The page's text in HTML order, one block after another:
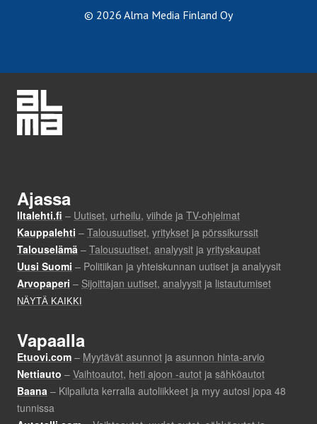
© 2026 Alma Media Finland Oy